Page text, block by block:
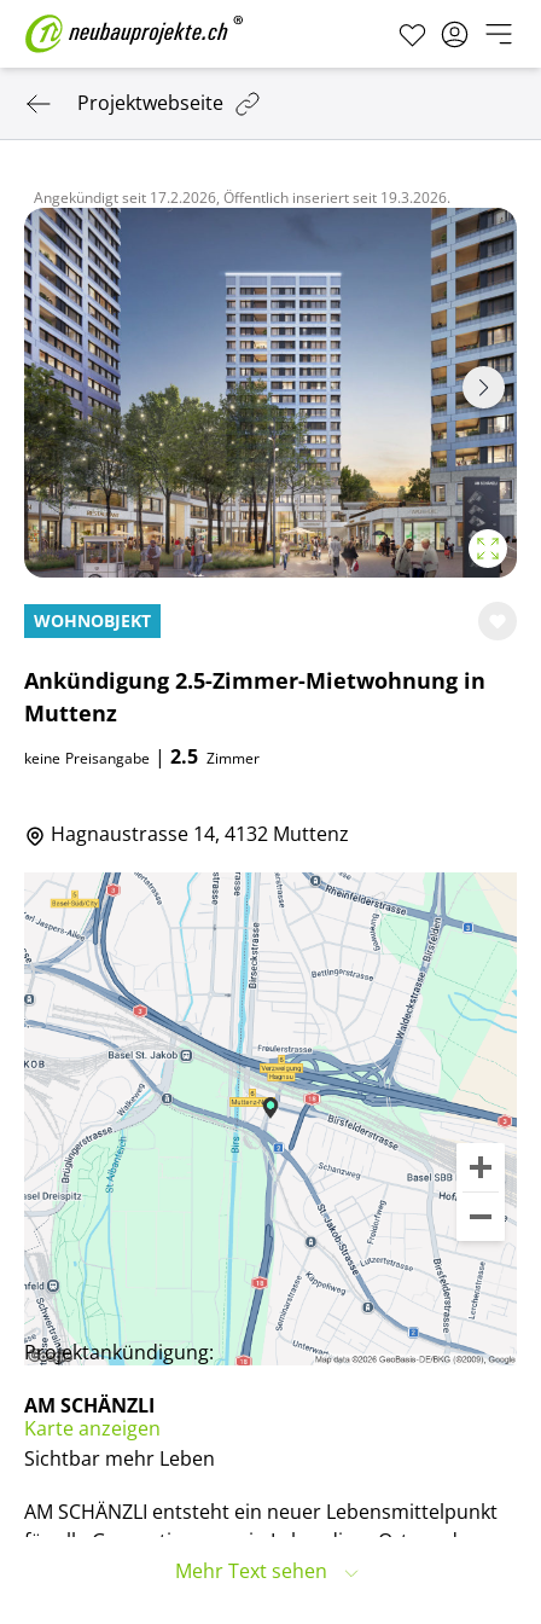
Projektwebseite
Angekündigt seit 17.2.2026, Öffentlich inseriert seit 19.3.2026.
WOHNOBJEKT
Ankündigung 2.5-Zimmer-Mietwohnung in
Muttenz
keine Preisangabe | 2.5 Zimmer
Hagnaustrasse 14, 4132 Muttenz
Karte anzeigen
Projektankündigung:
AM SCHÄNZLI
Sichtbar mehr Leben
AM SCHÄNZLI entsteht ein neuer Lebensmittelpunkt
für alle Generationen – ein Lebendiger Ort, an dem
Lifestyleurbanen Wohnens im modernen
Mehr Text sehen